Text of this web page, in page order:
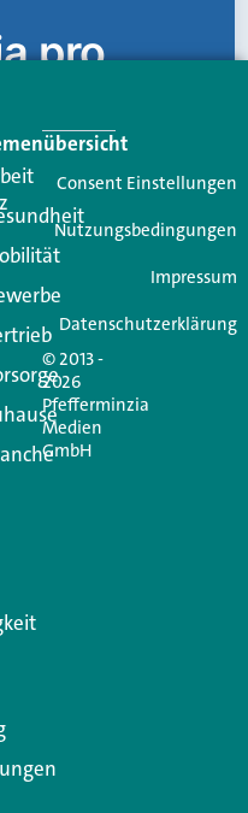
Alles, was
Mit nur einem
veröffentlicht.
© 2013 -
2026
Pfefferminzia
Medien
GmbH
Consent Einstellungen
Nutzungsbedingungen
Impressum
Datenschutzerklärung